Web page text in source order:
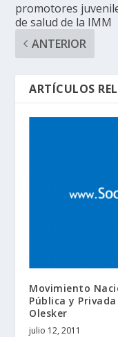
promotores
de salud de la IMM
ANTERIOR
ARTÍCULOS
Movimiento
Pública y
Olesker
julio 12, 2011